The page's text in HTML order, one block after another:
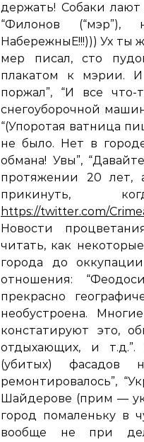
держать! Собаки
“Филонов (“мэр”),
НабережныЕ!!!))) Ух ты
мер писал, сто
плакатом к мэрии.
поржал”, “И все
снегоуборочной
“(Упоротая ватница
не было. Нет в
обмана! Увы”,
протяжении 20
прикинуть,
https://twitter.com/
Новости
читать, как
города до
отношения:
прекрасно
необустроена.
констатируют это,
отдыхающих, и
(убитых) фасадов
ремонтировалось”,
Шайдерове (прим —
город помаленьку в
вообще не при